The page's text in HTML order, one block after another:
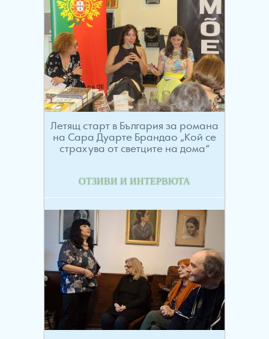
Летящ старт в България за романа
на Сара Дуарте Брандао „Кой се
страхува от светците на дома“
ОТЗИВИ И ИНТЕРВЮТА